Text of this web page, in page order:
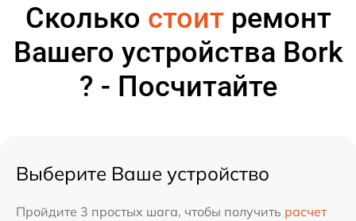
Сколько стоитремонт
Вашего устройства Bork
? - Посчитайте
Выберите Ваше устройство
Пройдите 3 простых шага, чтобы получить расчет